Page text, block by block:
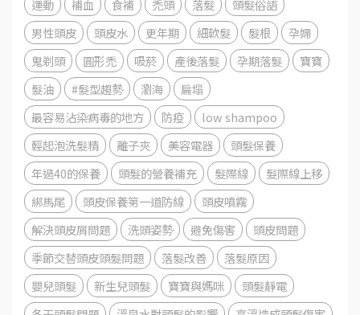
運動 補血 食補 禿頭 落髮
頭髮俗語
男性頭皮
頭皮水 更年期 細軟髮 髮根
孕婦
鬼剃頭
圓形禿 吸菸 產後落髮 孕期落髮
寶寶
髮油
#髮型趨勢 瀏海
扁塌
最容易沾染病毒的地方
防疫
low shampoo
輕起泡洗髮精
離子夾 美容電器
頭髮保養
年過40的保養
頭髮的營養補充 髮際線
髮際線上移
綁馬尾
頭皮保養第一道防線
頭皮噴霧
解決頭皮屑問題
洗頭姿勢 避免傷害
頭皮問題
季節交替頭皮頭髮問題
落髮改善
落髮原因
嬰兒頭髮
新生兒頭髮 寶寶與媽咪
頭髮靜電